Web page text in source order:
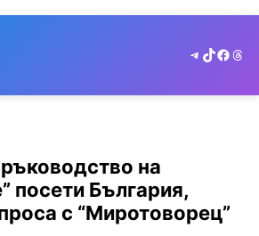
Telegram
TikTok
на
посети България,
с “Миротоворец”